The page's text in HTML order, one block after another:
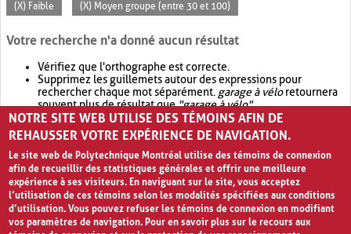
(X) Faible (X) Moyen groupe (entre 30 et 100)
Votre recherche n'a donné aucun résultat
Vérifiez que l'orthographe est correcte.
Supprimez les guillemets autour des expressions pour
rechercher chaque mot séparément. garage à véloretournera
souvent plus de résultat que"garage à vélo".
Envisagez d'élargir votre recherche avec OR.garage OR vélo
retournera souvent plus de résultat quegarage à vélo
NOTRE SITE WEB UTILISE DES TÉMOINS AFIN DE
REHAUSSER VOTRE EXPÉRIENCE DE NAVIGATION.
Le site web de Polytechnique Montréal utilise des témoins de connexion
afin de recueillir des statistiques générales et offrir une meilleure
expérience à ses visiteurs. En naviguant sur le site, vous acceptez
l’utilisation de ces témoins selon les modalités spécifiées aux conditions
d’utilisation. Vous pouvez refuser les témoins de connexion en modifiant
vos paramètres de navigation. Pour en savoir plus sur le recours aux